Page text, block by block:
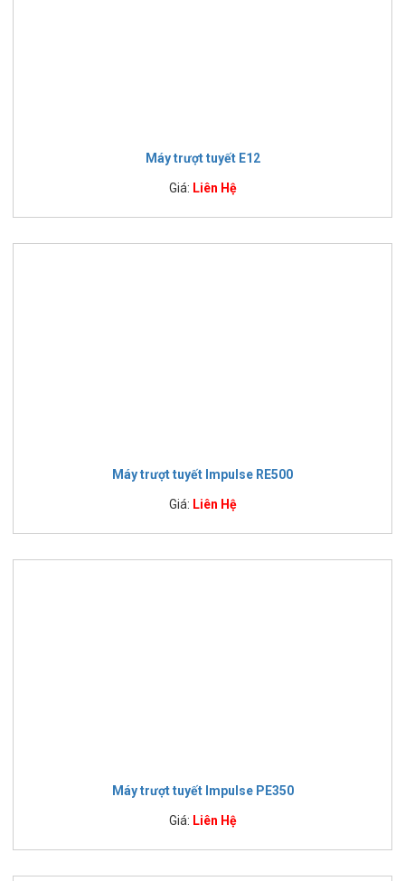
Máy trượt tuyết E12
Giá: Liên Hệ
Máy trượt tuyết Impulse RE500
Giá: Liên Hệ
Máy trượt tuyết Impulse PE350
Giá: Liên Hệ